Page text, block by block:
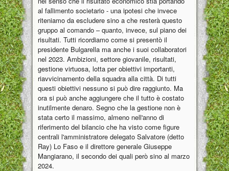
al fallimento societario - una ipotesi che invece
riteniamo da escludere sino a che resterà questo
gruppo al comando – quanto, invece, sul piano dei
risultati. Tutti ricordiamo come si presentò il
presidente Bulgarella ma anche i suoi collaboratori
nel 2023. Ambizioni, settore giovanile, risultati,
gestione virtuosa, lotta per obiettivi importanti,
riavvicinamento della squadra alla città. Di tutti
questi obiettivi nessuno si può dire raggiunto. Ma
ora si può anche aggiungere che il tutto è costato
inutilmente denaro. Segno che la gestione non è
stata certo il massimo, almeno nell'anno di
riferimento del bilancio che ha visto come figure
centrali l'amministratore delegato Salvatore (detto
Ray) Lo Faso e il direttore generale Giuseppe
Mangiarano, il secondo dei quali però sino al marzo
2024.